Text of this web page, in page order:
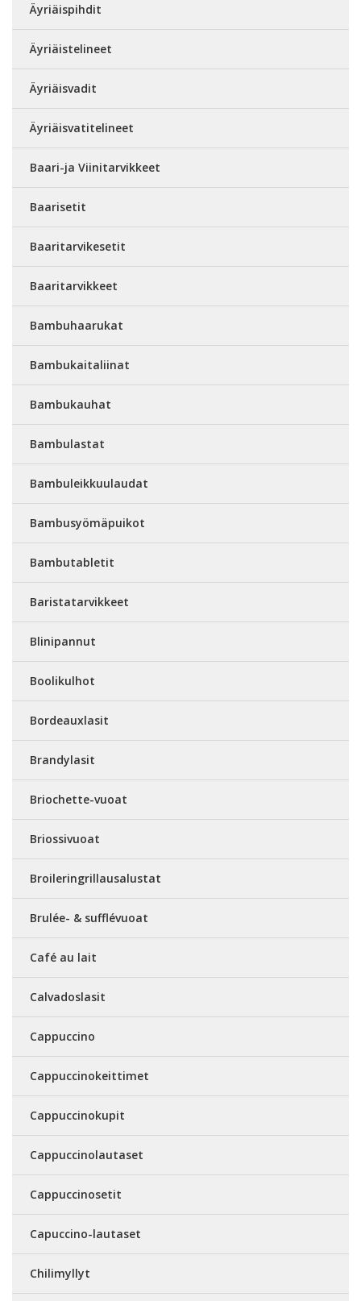
Äyriäispihdit
Äyriäistelineet
Äyriäisvadit
Äyriäisvatitelineet
Baari-ja Viinitarvikkeet
Baarisetit
Baaritarvikesetit
Baaritarvikkeet
Bambuhaarukat
Bambukaitaliinat
Bambukauhat
Bambulastat
Bambuleikkuulaudat
Bambusyömäpuikot
Bambutabletit
Baristatarvikkeet
Blinipannut
Boolikulhot
Bordeauxlasit
Brandylasit
Briochette-vuoat
Briossivuoat
Broileringrillausalustat
Brulée- & sufflévuoat
Café au lait
Calvadoslasit
Cappuccino
Cappuccinokeittimet
Cappuccinokupit
Cappuccinolautaset
Cappuccinosetit
Capuccino-lautaset
Chilimyllyt